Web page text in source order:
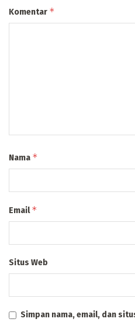
Komentar *
Nama *
Email*
Situs Web
Simpan nama, email, dan